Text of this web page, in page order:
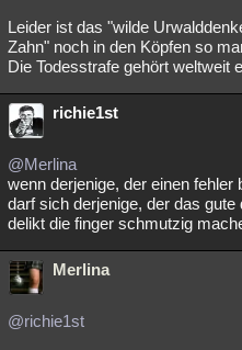
Leider ist das "wilde
Zahn" noch in den Köpfen so
Die Todesstrafe gehört weltweit
richie1st
@Merlina
wenn derjenige, der einen
darf sich derjenige, der das
delikt die finger schmutzig
Merlina
@richie1st